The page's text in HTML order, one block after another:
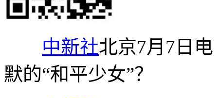
中新社北京7月7日
默的“和平少女”？